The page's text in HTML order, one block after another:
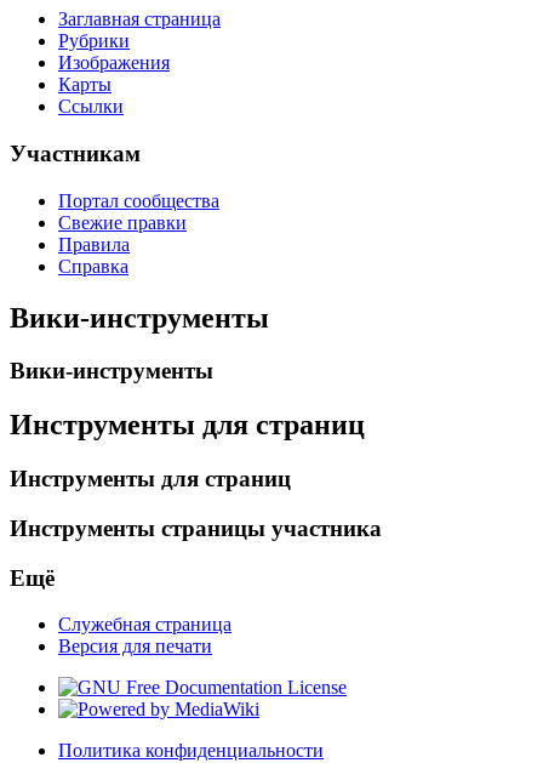
Заглавная страница
Рубрики
Изображения
Карты
Ссылки
Участникам
Портал сообщества
Свежие правки
Правила
Справка
Вики-инструменты
Вики-инструменты
Инструменты для страниц
Инструменты для страниц
Инструменты страницы участника
Ещё
Служебная страница
Версия для печати
Политика конфиденциальности